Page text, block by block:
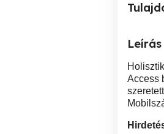
Leírás
Access